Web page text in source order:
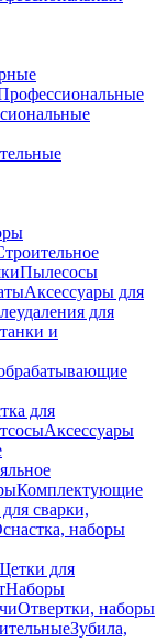
Пылесосы
Аксессуары для
для
и
для
Аксессуары
Комплектующие
сварки,
наборы
для
Наборы
Отвертки, наборы
Зубила,